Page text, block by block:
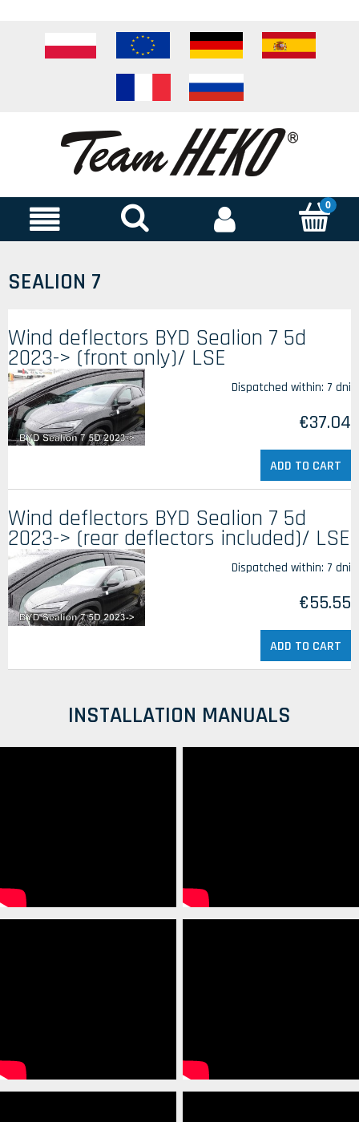
SEALION 7
Wind deflectors BYD Sealion 7 5d
2023-> (front only)/ LSE
Dispatched within: 7 dni
€37.04
ADD TO CART
Wind deflectors BYD Sealion 7 5d
2023-> (rear deflectors included)/ LSE
Dispatched within: 7 dni
€55.55
ADD TO CART
INSTALLATION MANUALS